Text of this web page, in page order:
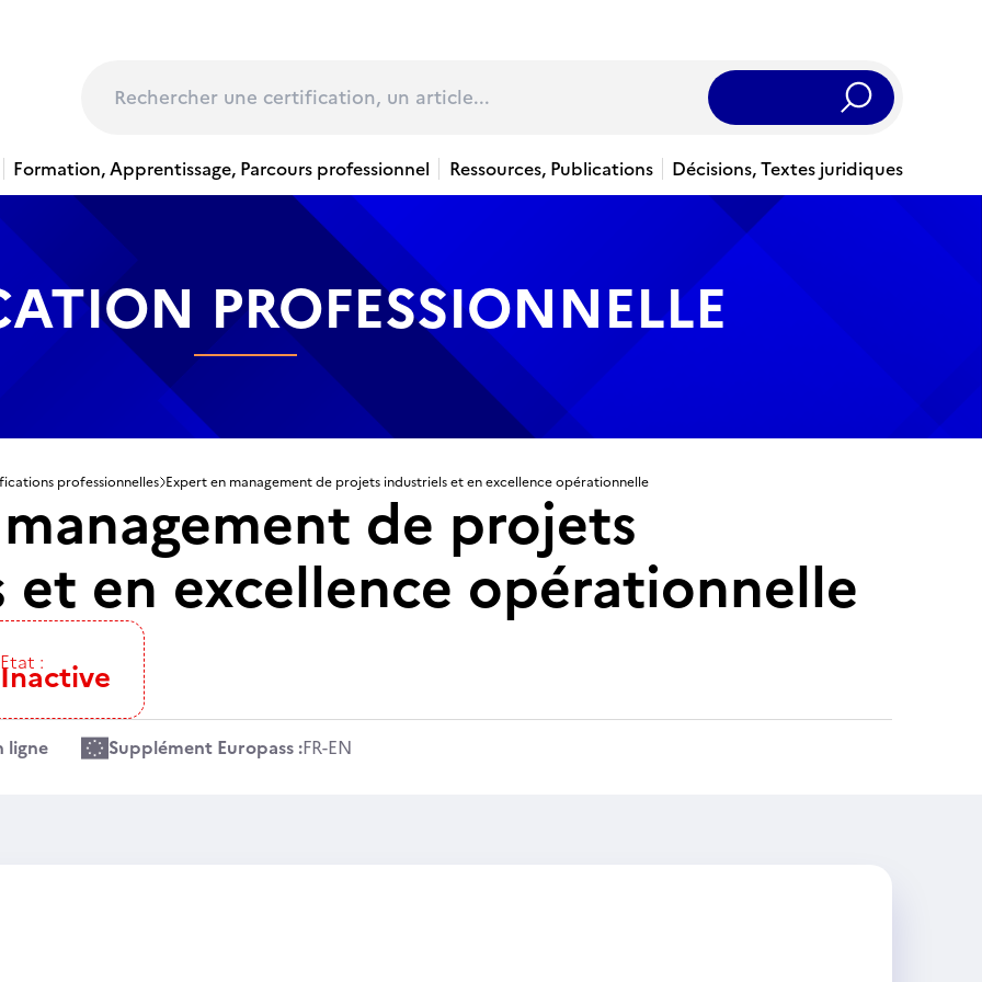
Rechercher
Formation, Apprentissage, Parcours professionnel Ressources, Publications Décisions, Textes juridiques
PROFESSIONNELLE
professionnelles Expert en management de projets industriels et en excellence opérationnelle
de projets
et en excellence opérationnelle
Etat :
Inactive
ligne Supplément Europass :FR-EN